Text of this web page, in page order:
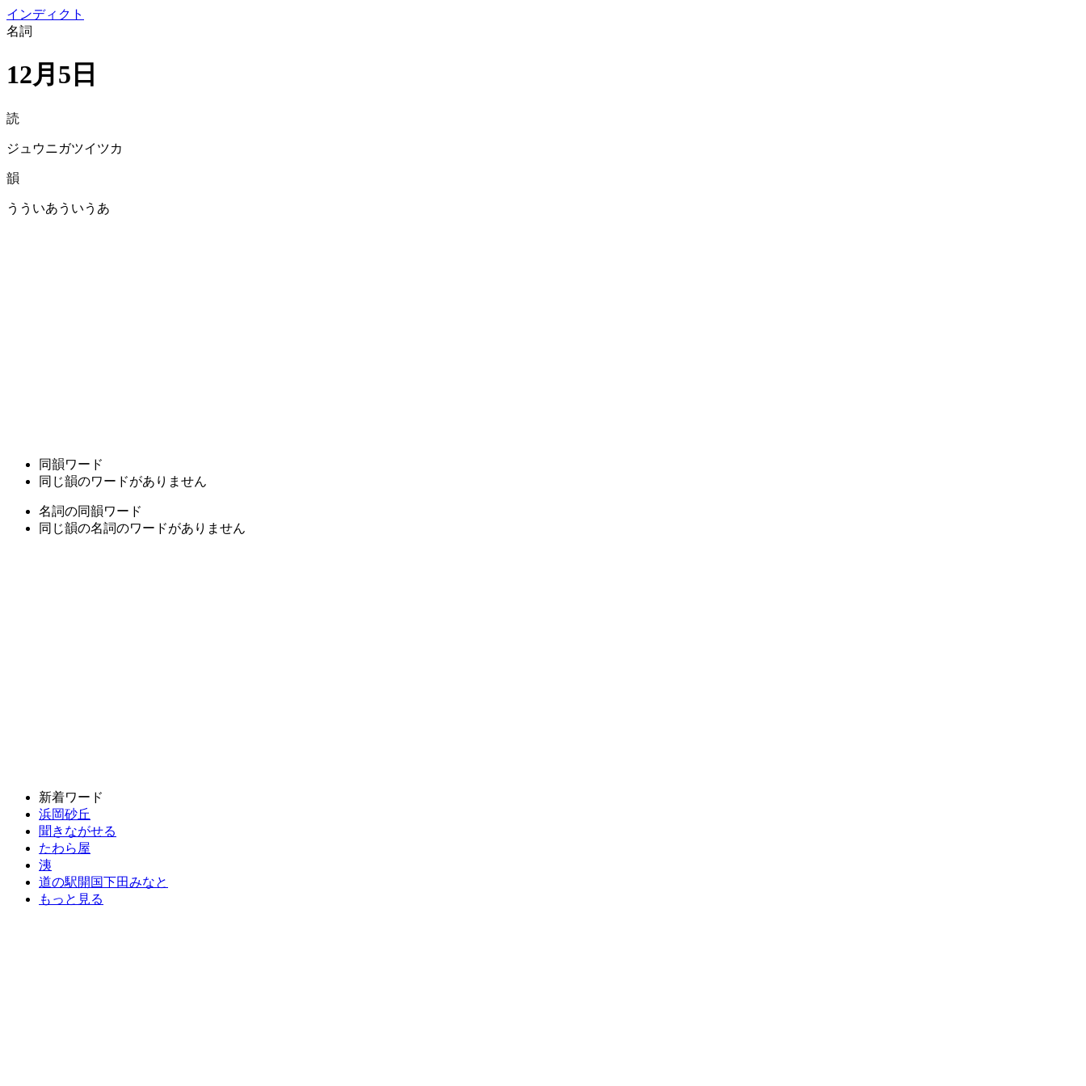
インディクト
名詞
12月5日
読
ジュウニガツイツカ
韻
うういあういうあ
同韻ワード
同じ韻のワードがありません
名詞の同韻ワード
同じ韻の名詞のワードがありません
新着ワード
浜岡砂丘
聞きながせる
たわら屋
洟
道の駅開国下田みなと
もっと見る